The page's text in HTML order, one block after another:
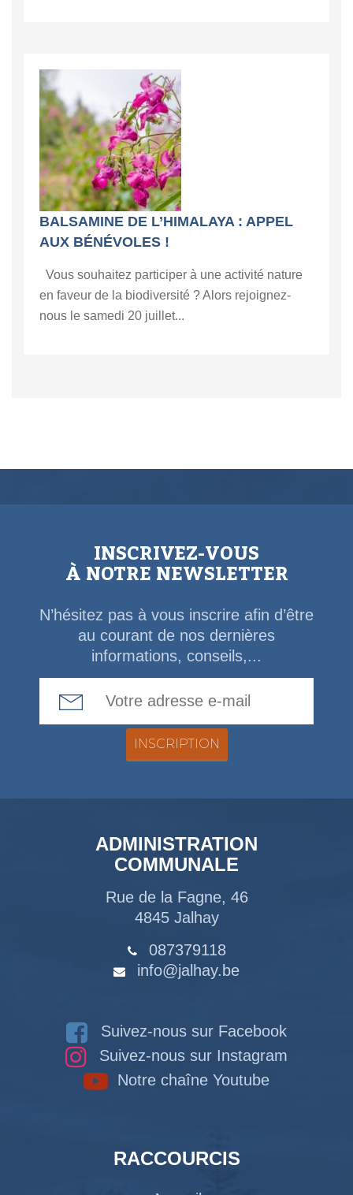
BALSAMINE DE L’HIMALAYA : APPEL
AUX BÉNÉVOLES !
Vous souhaitez participer à une activité nature
en faveur de la biodiversité ? Alors rejoignez-
nous le samedi 20 juillet...
INSCRIVEZ-VOUS
À NOTRE NEWSLETTER
N’hésitez pas à vous inscrire afin d’être
au courant de nos dernières
informations, conseils,...
ADMINISTRATION
COMMUNALE
Rue de la Fagne, 46
4845 Jalhay
087379118
info@jalhay.be
Suivez-nous sur Facebook
Suivez-nous sur Instagram
Notre chaîne Youtube
RACCOURCIS